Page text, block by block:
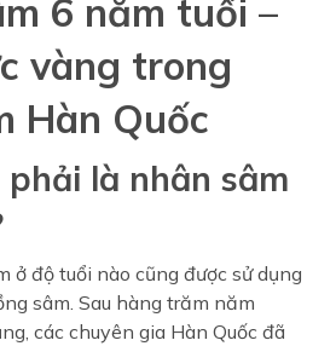
6 năm tuổi –
vàng trong
Hàn Quốc
phải là nhân sâm
ở độ tuổi nào cũng được sử dụng
sâm. Sau hàng trăm năm
các chuyên gia Hàn Quốc đã